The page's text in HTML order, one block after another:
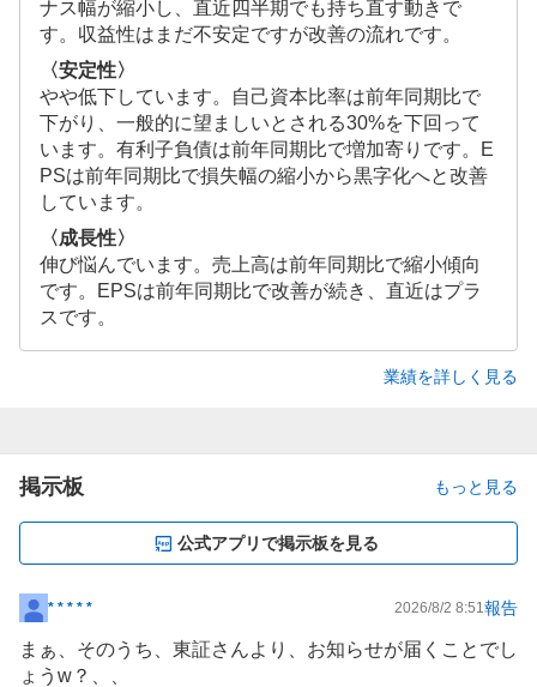
ナス幅が縮小し、直近四半期でも持ち直す動きで
す。収益性はまだ不安定ですが改善の流れです。
〈安定性〉
やや低下しています。自己資本比率は前年同期比で
下がり、一般的に望ましいとされる30%を下回って
います。有利子負債は前年同期比で増加寄りです。E
PSは前年同期比で損失幅の縮小から黒字化へと改善
しています。
〈成長性〉
伸び悩んでいます。売上高は前年同期比で縮小傾向
です。EPSは前年同期比で改善が続き、直近はプラ
スです。
業績を詳しく見る
掲示板 もっと見る
公式アプリで掲示板を見る
掲
示
板
* * * * * 2026/8/2 8:51報告
まぁ、そのうち、東証さんより、お知らせが届くことでし
ょうw？、、